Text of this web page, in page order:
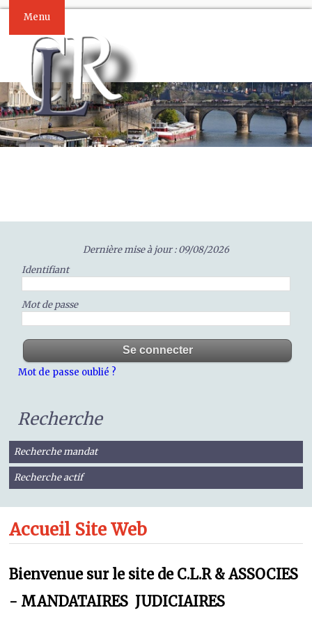
Menu
Dernière mise à jour : 09/08/2026
Identifiant
Mot de passe
Mot de passe oublié ?
Recherche
Recherche mandat
Recherche actif
Accueil Site Web
Bienvenue sur le site de C.L.R & ASSOCIES
- MANDATAIRES JUDICIAIRES